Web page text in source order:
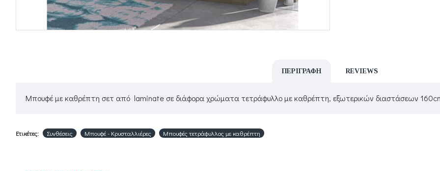
ΠΕΡΙΓΡΑΦΉ REVIEWS
Μπουφέ με καθρέπτη σετ από laminate σε διάφορα χρώματα τετράφυλλο με καθρέπτη, εξωτερικών διαστάσεων
Ετικέτες: Συνθέσεις Μπουφέ - Κρυσταλλιέρες Μπουφές τετράφυλλος με καθρέπτη